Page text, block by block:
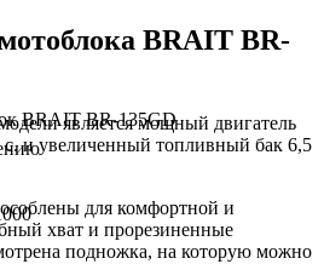
BRAIT BR-
является мощный двигатель
и увеличенный топливный бак 6,5
для комфортной и
хват и прорезиненные
подножка, на которую можно
BRAIT BR-135GD